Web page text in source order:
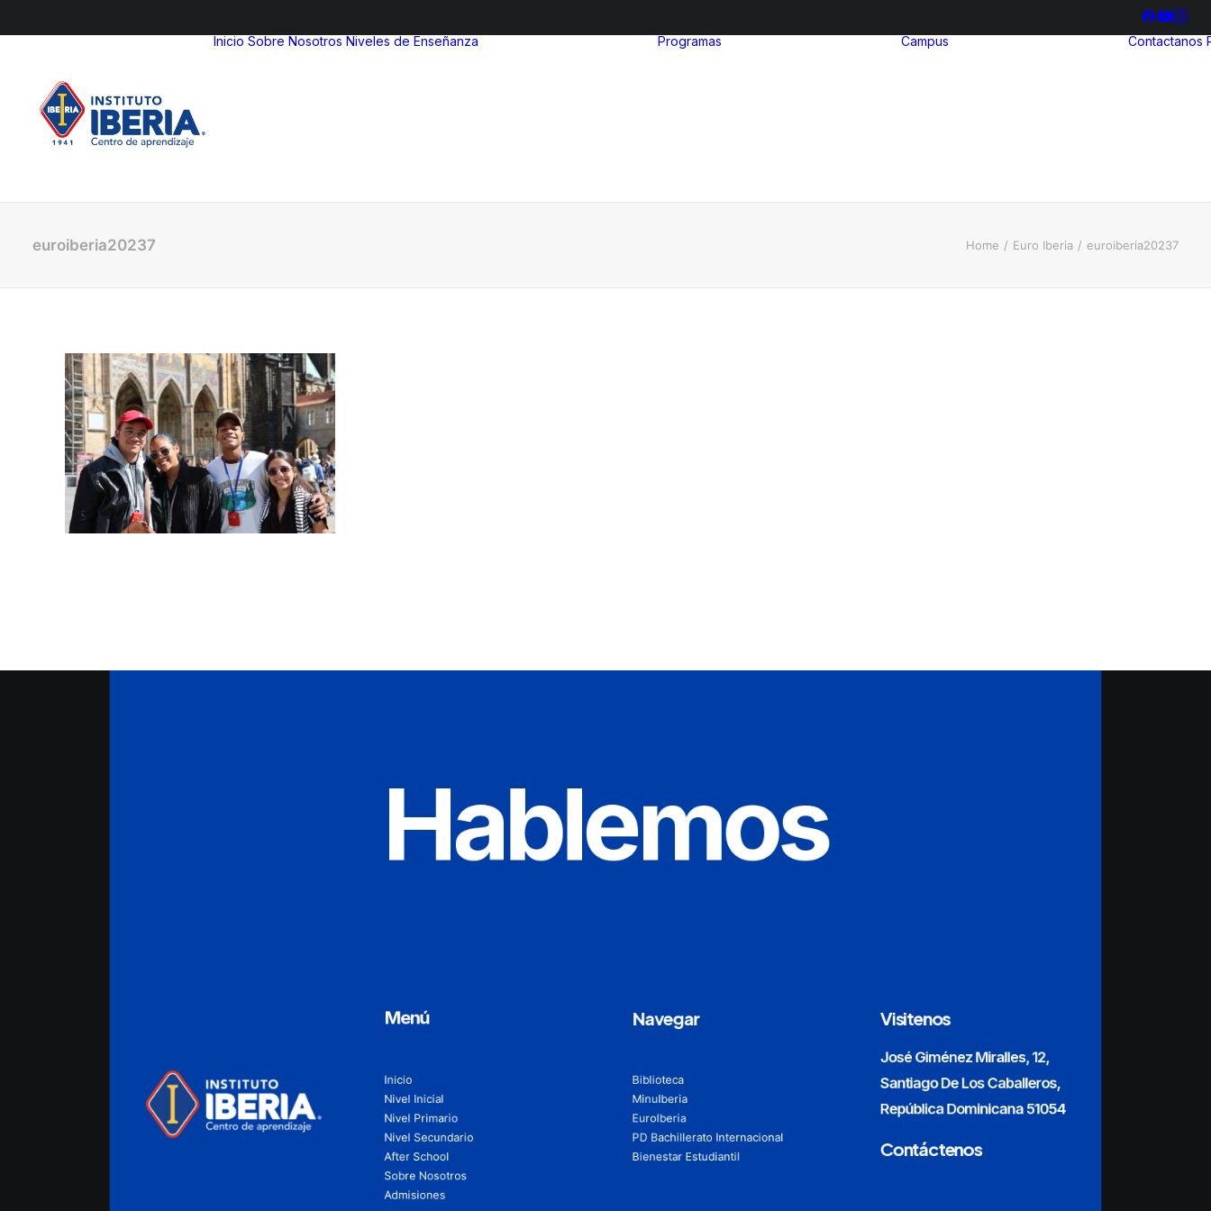
Inicio Sobre Nosotros Niveles de Enseñanza Programas Campus Contactanos
euroiberia20237 Home Euro Iberia euroiberia20237
Hablemos
Menú
Inicio
Nivel Inicial
Nivel Primario
Nivel Secundario
After School
Sobre Nosotros
Admisiones
Navegar
Biblioteca
MinuIberia
EuroIberia
PD Bachillerato Internacional
Bienestar Estudiantil
Visitenos
José Giménez Miralles, 12,
Santiago De Los Caballeros,
República Dominicana 51054
Contáctenos